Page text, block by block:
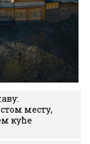
месту,
куће